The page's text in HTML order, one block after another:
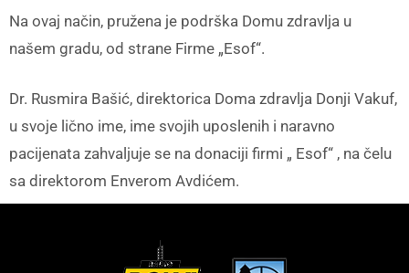
Na ovaj način, pružena je podrška Domu zdravlja u
našem gradu, od strane Firme „Esof“.
Dr. Rusmira Bašić, direktorica Doma zdravlja Donji Vakuf,
u svoje lično ime, ime svojih uposlenih i naravno
pacijenata zahvaljuje se na donaciji firmi „ Esof“ , na čelu
sa direktorom Enverom Avdićem.